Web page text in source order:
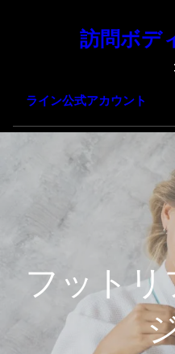
訪問ボデ
ライン公式アカウント
フット